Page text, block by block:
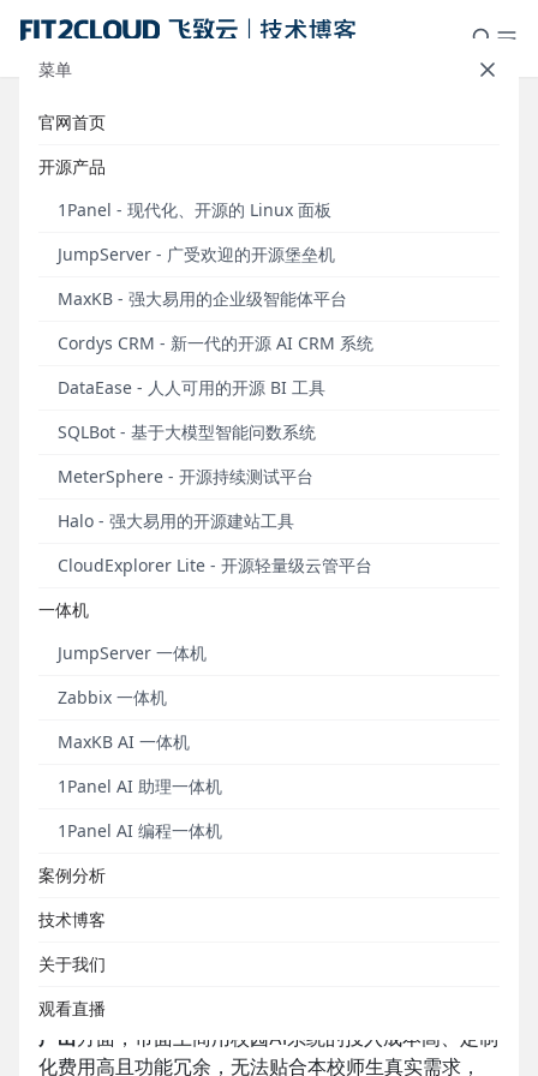
菜单
官网首页
开源产品
1Panel - 现代化、开源的 Linux 面板
JumpServer - 广受欢迎的开源堡垒机
MaxKB - 强大易用的企业级智能体平台
Cordys CRM - 新一代的开源 AI CRM 系统
DataEase - 人人可用的开源 BI 工具
SQLBot - 基于大模型智能问数系统
MeterSphere - 开源持续测试平台
Halo - 强大易用的开源建站工具
CloudExplorer Lite - 开源轻量级云管平台
一体机
JumpServer 一体机
Zabbix 一体机
MaxKB AI 一体机
1Panel AI 助理一体机
1Panel AI 编程一体机
案例分析
技术博客
关于我们
观看直播
案例研究｜河南医药健康技师学
院“药院小智”校园AI助手落地实践
药健康领域的公办技师院校，深耕医药人才培养、职
业技能实训、校企协同育人等核心业务。随着职业教
设，致力于通过人工智能、大数据等前沿技术重构教
学服务、师生办公、校园管理模式，打造智能化、轻
裂、运维成本高等痛点，学院信息中心自主打造了专
属校园AI助手——“药院小智”， 实现了AI技术从“概念
务、教学科研、行政办公全场景升级。
“药院小智”依托飞致云旗下的MaxKB开源智能体平台
构建，结合本地私有大模型、自研记忆系统，与校园
获河南省提升全民数字素养与技能典型案例。
一、传统校园服务模式的痛点
在AI技术高速迭代、教育数字化深度落地的背景下，学
院数智化建设团队在技术选型、项目收益、场景落地
在技术选型
药专业特色场景，传统校园系统功能固化、迭代滞
后，学院原有的数字化平台缺乏自主AI改造能力；
产出方面，市面上商用校园AI系统的投入成本高、定制
化费用高且功能冗余，无法贴合本校师生真实需求，